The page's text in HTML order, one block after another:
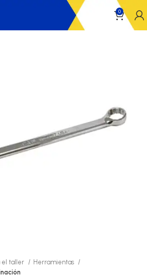
0
el taller
Herramientas